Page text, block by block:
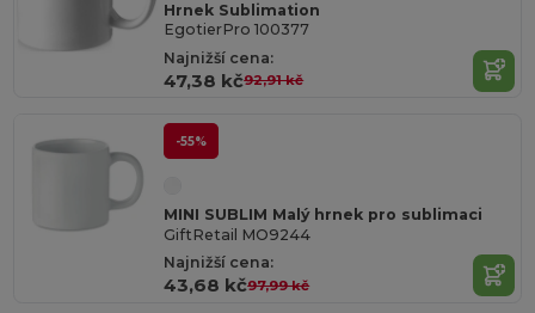
Hrnek Sublimation
EgotierPro 100377
Najnižší cena:
47,38 kč92,91 kč
-55%
MINI SUBLIM Malý hrnek pro sublimaci
GiftRetail MO9244
Najnižší cena:
43,68 kč97,99 kč